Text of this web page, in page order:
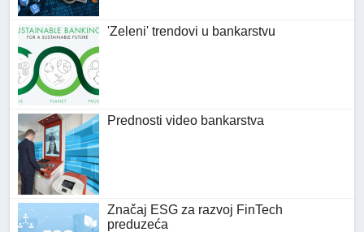
'Zeleni' trendovi u bankarstvu
Prednosti video bankarstva
Značaj ESG za razvoj FinTech
preduzeća